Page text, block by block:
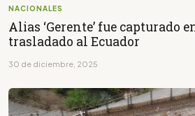
NACIONALES
Alias ‘Gerente’ fue capturado
trasladado al Ecuador
30 de diciembre, 2025